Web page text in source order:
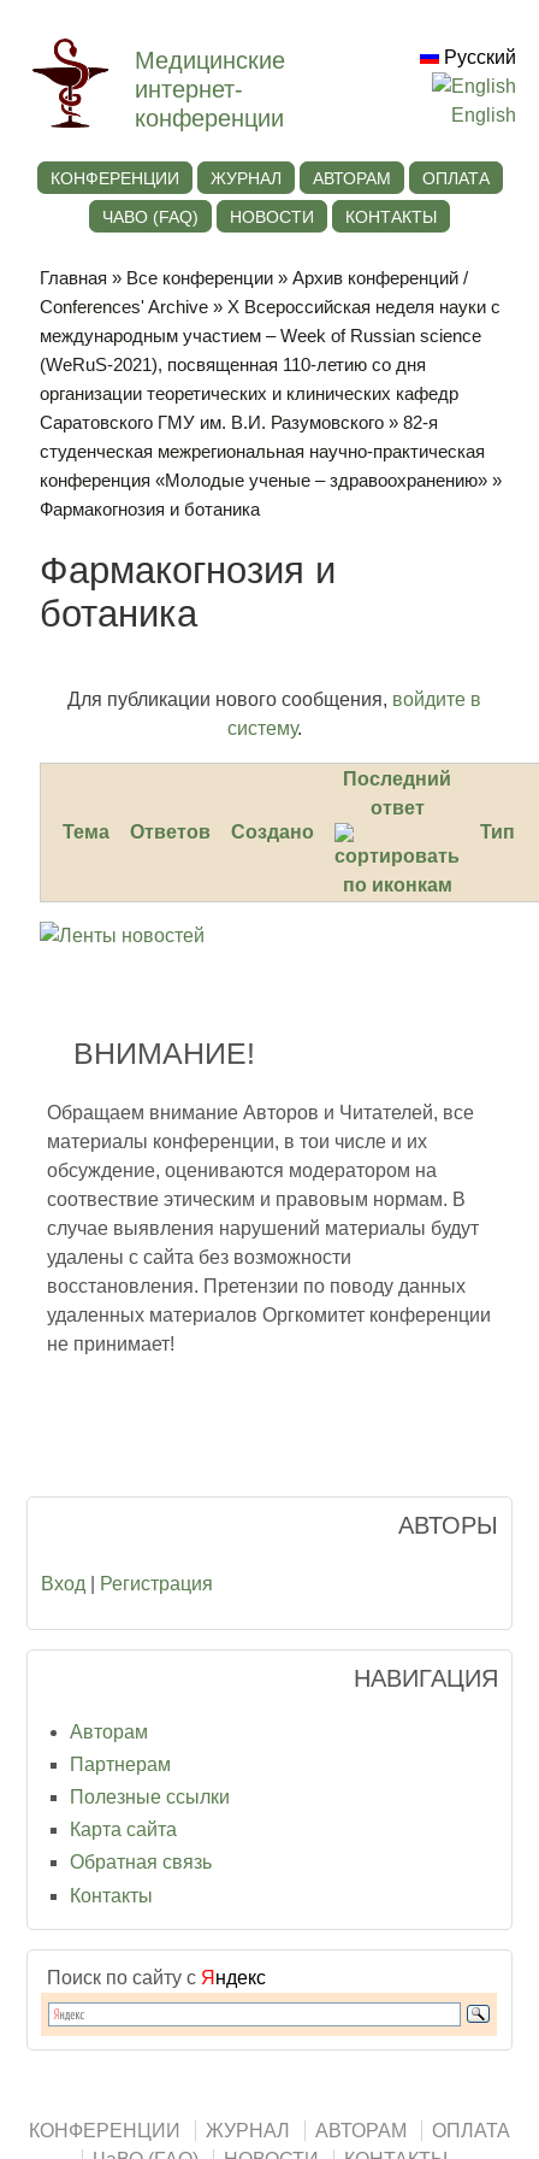
Медицинские
интернет-
конференции
Русский
English
КОНФЕРЕНЦИИ ЖУРНАЛ АВТОРАМ
ОПЛАТА
ЧАВО (FAQ)
НОВОСТИ КОНТАКТЫ
Главная » Все конференции »Архив конференций /
Conferences' Archive » Х Всероссийская неделя науки с
международным участием – Week of Russian science
(WeRuS-2021), посвященная 110-летию со дня
организации теоретических и клинических кафедр
Саратовского ГМУ им. В.И. Разумовского »82-я
студенческая межрегиональная научно-практическая
конференция «Молодые ученые – здравоохранению» »
Фармакогнозия и ботаника
Фармакогнозия и
ботаника
Для публикации нового сообщения, войдите в
систему.
Тема Ответов Создано
Последний
ответ
Тип
ВНИМАНИЕ!
Обращаем внимание Авторов и Читателей, все
материалы конференции, в тои числе и их
обсуждение, оцениваются модератором на
соотвествие этическим и правовым нормам. В
случае выявления нарушений материалы будут
удалены с сайта без возможности
восстановления. Претензии по поводу данных
удаленных материалов Оргкомитет конференции
не принимает!
АВТОРЫ
Вход Регистрация
НАВИГАЦИЯ
Авторам
Партнерам
Полезные ссылки
Карта сайта
Обратная связь
Контакты
Поиск по сайту с Я ндекс
КОНФЕРЕНЦИИ ЖУРНАЛ АВТОРАМ
ОПЛАТА